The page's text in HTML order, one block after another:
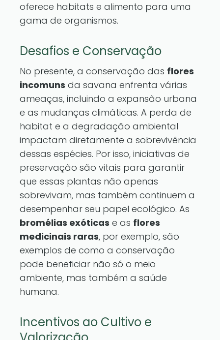
oferece habitats e alimento para uma
gama de organismos.
Desafios e Conservação
No presente, a conservação das flores
incomuns da savana enfrenta várias
ameaças, incluindo a expansão urbana
e as mudanças climáticas. A perda de
habitat e a degradação ambiental
impactam diretamente a sobrevivência
dessas espécies. Por isso, iniciativas de
preservação são vitais para garantir
que essas plantas não apenas
sobrevivam, mas também continuem a
desempenhar seu papel ecológico. As
bromélias exóticas e as flores
medicinais raras, por exemplo, são
exemplos de como a conservação
pode beneficiar não só o meio
ambiente, mas também a saúde
humana.
Incentivos ao Cultivo e